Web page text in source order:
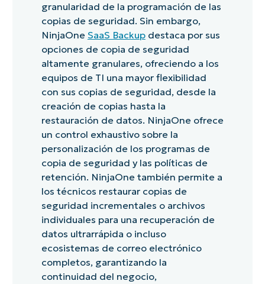
granularidad de la programación de las
copias de seguridad. Sin embargo,
NinjaOne SaaS Backupdestaca por sus
opciones de copia de seguridad
altamente granulares, ofreciendo a los
equipos de TI una mayor flexibilidad
con sus copias de seguridad, desde la
creación de copias hasta la
restauración de datos. NinjaOne ofrece
un control exhaustivo sobre la
personalización de los programas de
copia de seguridad y las políticas de
retención. NinjaOne también permite a
los técnicos restaurar copias de
seguridad incrementales o archivos
individuales para una recuperación de
datos ultrarrápida o incluso
ecosistemas de correo electrónico
completos, garantizando la
continuidad del negocio,